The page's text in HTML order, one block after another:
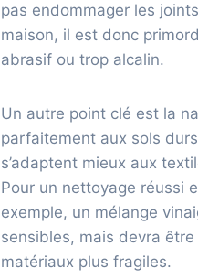
pas endommager les
maison, il est donc
abrasif ou trop alcalin.
Un autre point clé est la
parfaitement aux sols
s’adaptent mieux aux
Pour un nettoyage réussi
exemple, un mélange
sensibles, mais devra
matériaux plus fragiles.